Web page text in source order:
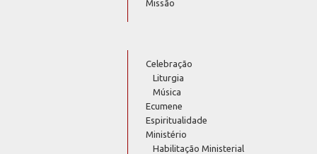
Missão
Celebração
Liturgia
Música
Ecumene
Espiritualidade
Ministério
Habilitação Ministerial